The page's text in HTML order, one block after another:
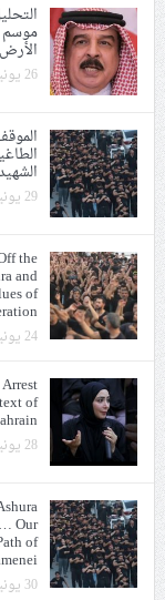
موسم
26 يونيو 2026
29 يونيو 2026
the
and
of
24 يونيو 2026
of
28 يونيو 2026
Our
of
30 يونيو 2026